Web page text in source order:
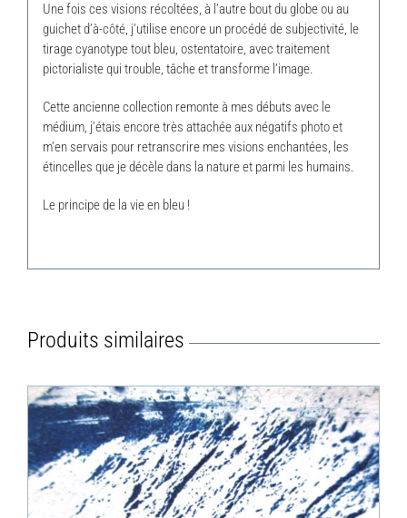
Une fois ces visions récoltées, à l’autre bout du globe ou au
guichet d’à-côté, j’utilise encore un procédé de subjectivité, le
tirage cyanotype tout bleu, ostentatoire, avec traitement
pictorialiste qui trouble, tâche et transforme l’image.
Cette ancienne collection remonte à mes débuts avec le
médium, j’étais encore très attachée aux négatifs photo et
m’en servais pour retranscrire mes visions enchantées, les
étincelles que je décèle dans la nature et parmi les humains.
Le principe de la vie en bleu !
Produits similaires
DÉTAILS